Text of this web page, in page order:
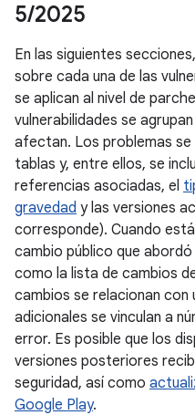
5/2025
En las siguientes
sobre cada una de las
se aplican al nivel de
vulnerabilidades se
afectan. Los problemas se
tablas y, entre ellos, se
referencias asociadas, el
gravedad y las versiones
corresponde). Cuando
cambio público que
como la lista de cambios
cambios se relacionan
adicionales se vinculan a
error. Es posible que los
versiones posteriores
seguridad, así como
Google Play.